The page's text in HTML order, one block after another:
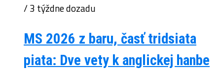
/ 3 týždne dozadu
MS 2026 z baru, časť tridsiata
piata: Dve vety k anglickej hanbe